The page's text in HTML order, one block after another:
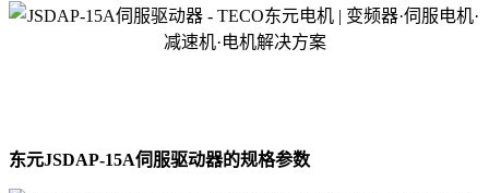
东元JSDAP-15A伺服驱动器的规格参数